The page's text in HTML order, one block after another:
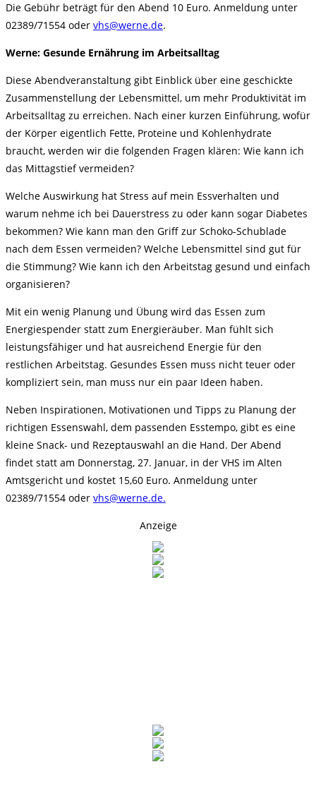
Die Gebühr beträgt für den Abend 10 Euro. Anmeldung unter
02389/71554 oder vhs@werne.de.
Werne: Gesunde Ernährung im Arbeitsalltag
Diese Abendveranstaltung gibt Einblick über eine geschickte
Zusammenstellung der Lebensmittel, um mehr Produktivität im
Arbeitsalltag zu erreichen. Nach einer kurzen Einführung, wofür
der Körper eigentlich Fette, Proteine und Kohlenhydrate
braucht, werden wir die folgenden Fragen klären: Wie kann ich
das Mittagstief vermeiden?
Welche Auswirkung hat Stress auf mein Essverhalten und
warum nehme ich bei Dauerstress zu oder kann sogar Diabetes
bekommen? Wie kann man den Griff zur Schoko-Schublade
nach dem Essen vermeiden? Welche Lebensmittel sind gut für
die Stimmung? Wie kann ich den Arbeitstag gesund und einfach
organisieren?
Mit ein wenig Planung und Übung wird das Essen zum
Energiespender statt zum Energieräuber. Man fühlt sich
leistungsfähiger und hat ausreichend Energie für den
restlichen Arbeitstag. Gesundes Essen muss nicht teuer oder
kompliziert sein, man muss nur ein paar Ideen haben.
Neben Inspirationen, Motivationen und Tipps zu Planung der
richtigen Essenswahl, dem passenden Esstempo, gibt es eine
kleine Snack- und Rezeptauswahl an die Hand. Der Abend
findet statt am Donnerstag, 27. Januar, in der VHS im Alten
Amtsgericht und kostet 15,60 Euro. Anmeldung unter
02389/71554 oder vhs@werne.de.
Anzeige